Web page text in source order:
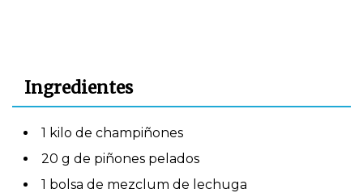
Ingredientes
1 kilo de champiñones
20 g de piñones pelados
1 bolsa de mezclum de lechuga